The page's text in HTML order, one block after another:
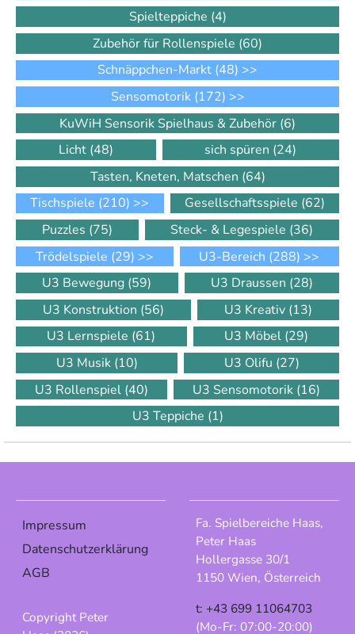
Spielteppiche (4)
Zubehör für Rollenspiele (60)
Schnäppchen-Markt (48) >>
Sensomotorik (172) >>
KuWiH Sensorik Spielhaus & Zubehör (6)
Licht (48) sich spüren (24)
Tasten, Kneten, Matschen (64)
Tischspiele (210) >> Gesellschaftsspiele (62)
Puzzles (75) Steck- & Legespiele (36)
Trödelspiele (29) >> U3-Bereich (288) >>
U3 Bewegung (59) U3 Draussen (28)
U3 Konstruktion (56) U3 Kreativ (13)
U3 Lernspiele (61) U3 Möbel (29)
U3 Musik (10) U3 Olifu (27)
U3 Rollenspiel (40) U3 Sensomotorik (16)
U3 Teppiche (1)
Impressum
Datenschutzerklärung
AGB
Copyright Peter
Fa. Spielbereiche Haas,
Peter Haas
Hollergasse 30/1
1150 Wien, Österreich
t: +43 699 11064703
(Mo-Fr: 07:00-20:00)